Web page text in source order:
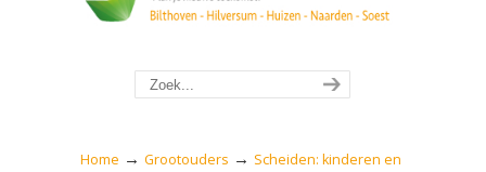
Home → Grootouders → Scheiden: kinderen en